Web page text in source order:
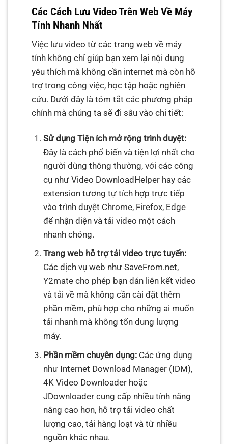
Các Cách Lưu Video Trên Web Về Máy
Tính Nhanh Nhất
Việc lưu video từ các trang web về máy
tính không chỉ giúp bạn xem lại nội dung
yêu thích mà không cần internet mà còn hỗ
trợ trong công việc, học tập hoặc nghiên
cứu. Dưới đây là tóm tắt các phương pháp
chính mà chúng ta sẽ đi sâu vào chi tiết:
Sử dụng Tiện ích mở rộng trình duyệt:
Đây là cách phổ biến và tiện lợi nhất cho
người dùng thông thường, với các công
cụ như Video DownloadHelper hay các
extension tương tự tích hợp trực tiếp
vào trình duyệt Chrome, Firefox, Edge
để nhận diện và tải video một cách
nhanh chóng.
Trang web hỗ trợ tải video trực tuyến:
Các dịch vụ web như SaveFrom.net,
Y2mate cho phép bạn dán liên kết video
và tải về mà không cần cài đặt thêm
phần mềm, phù hợp cho những ai muốn
tải nhanh mà không tốn dung lượng
máy.
Phần mềm chuyên dụng:Các ứng dụng
như Internet Download Manager (IDM),
4K Video Downloader hoặc
JDownloader cung cấp nhiều tính năng
nâng cao hơn, hỗ trợ tải video chất
lượng cao, tải hàng loạt và từ nhiều
nguồn khác nhau.